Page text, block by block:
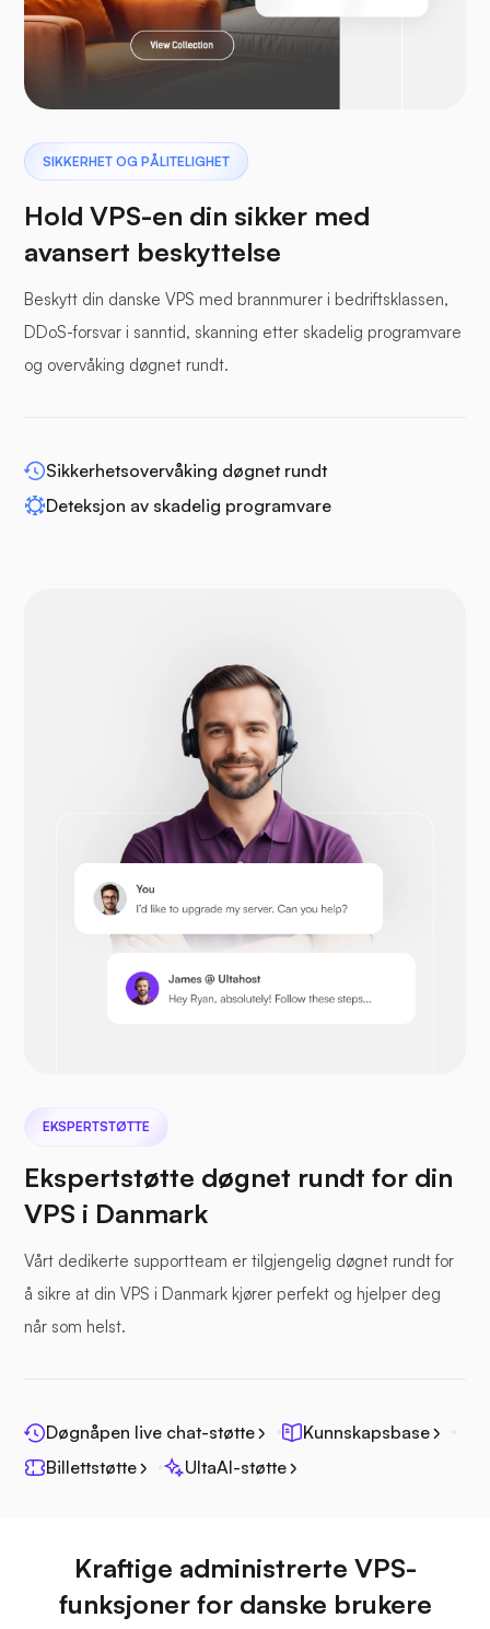
Laravel
Pterodactyl
Bufferpanel
WP-utvid
Opencart
Prestashop
Sjøfil
SIKKERHET OG PÅLITELIGHET
Hold VPS-en din sikker med
avansert beskyttelse
Beskytt din danske VPS med brannmurer i bedriftsklassen,
DDoS-forsvar i sanntid, skanning etter skadelig programvare
og overvåking døgnet rundt.
Sikkerhetsovervåking døgnet rundt
Deteksjon av skadelig programvare
EKSPERTSTØTTE
Ekspertstøtte døgnet rundt for din
VPS i Danmark
Vårt dedikerte supportteam er tilgjengelig døgnet rundt for
å sikre at din VPS i Danmark kjører perfekt og hjelper deg
når som helst.
Døgnåpen live chat-støtte
Kunnskapsbase
Billettstøtte
UltaAI-støtte
Kraftige administrerte VPS-
funksjoner for danske brukere